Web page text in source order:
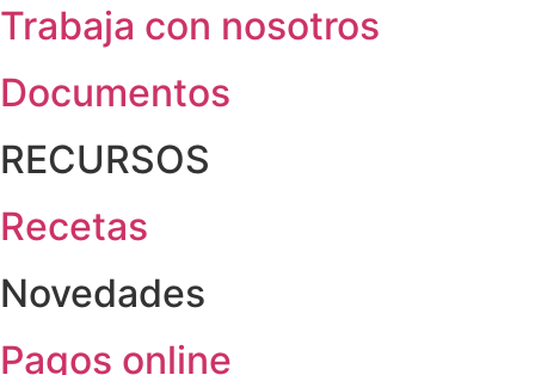
Trabaja con nosotros
Documentos
RECURSOS
Recetas
Novedades
Pagos online